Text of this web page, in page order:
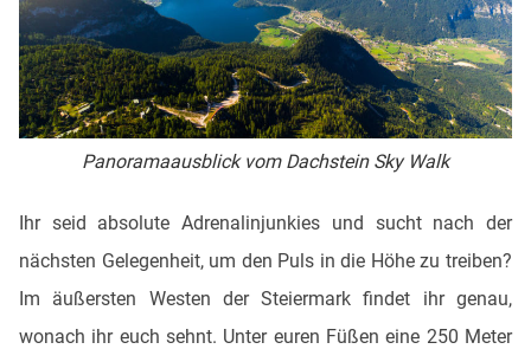
Panoramaausblick vom Dachstein Sky Walk
Ihr seid absolute Adrenalinjunkies und sucht nach der
nächsten Gelegenheit, um den Puls in die Höhe zu treiben?
Im äußersten Westen der Steiermark findet ihr genau,
wonach ihr euch sehnt. Unter euren Füßen eine 250 Meter